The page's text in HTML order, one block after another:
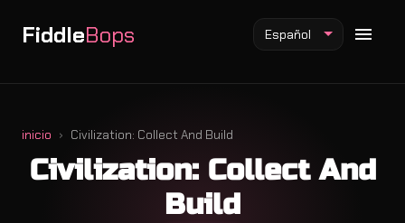
FiddleBops
Mod Fiddlebops
Mod Incredibox
Español
inicio Civilization: Collect And Build
Civilization: Collect And
Build